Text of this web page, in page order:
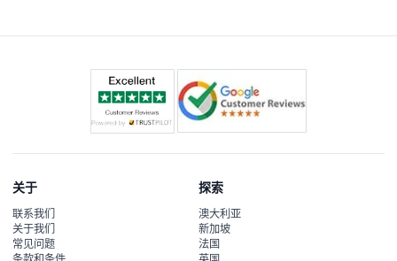
关于
联系我们
关于我们
常见问题
探索
澳大利亚
新加坡
法国